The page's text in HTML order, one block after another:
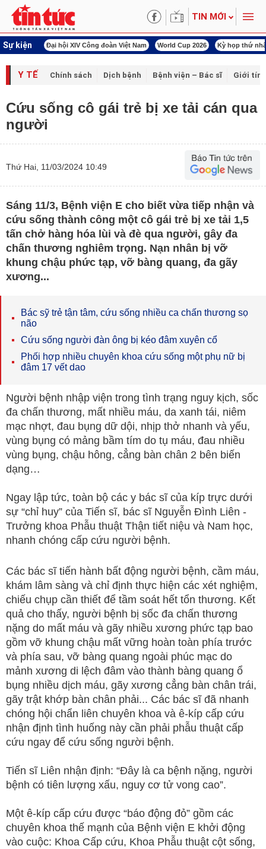
TIN MỚI
Sự kiện
ngày đêm Đại hội XIV Công đoàn Việt Nam World Cup 2026 Kỳ họp thứ
Y TẾ Chính sách Dịch bệnh Bệnh viện – Bác sĩ Giới tính
Cứu sống cô gái trẻ bị xe tải cán qua
người
Thứ Hai, 11/03/2024 10:49
Sáng 11/3, Bệnh viện E cho biết vừa tiếp nhận và
cứu sống thành công một cô gái trẻ bị xe tải 1,5
tấn chở hàng hóa lùi và đè qua người, gây đa
chấn thương nghiêm trọng. Nạn nhân bị vỡ
khung chậu phức tạp, vỡ bàng quang, đa gãy
xương...
Bác sỹ trẻ tận tâm, cứu sống nhiều ca chấn thương sọ
não
Cứu sống người đàn ông bị kéo đâm xuyên cổ
Phối hợp nhiều chuyên khoa cứu sống một phụ nữ bị
đâm 17 vết dao
Người bệnh nhập viện trong tình trạng nguy kịch, sốc
đa chấn thương, mất nhiều máu, da xanh tái, niêm
mạc nhợt, đau bụng dữ dội, nhịp thở nhanh và yếu,
vùng bụng có mảng bầm tím do tụ máu, đau nhiều
vùng bụng, chậu hông, cẳng bàn chân 2 bên biến
dạng…
Ngay lập tức, toàn bộ các y bác sĩ của kíp trực dưới
sự “chỉ huy” của Tiến sĩ, bác sĩ Nguyễn Đình Liên -
Trưởng khoa Phẫu thuật Thận tiết niệu và Nam học,
nhanh chóng cấp cứu người bệnh.
Các bác sĩ tiến hành bất động người bệnh, cầm máu,
khám lâm sàng và chỉ định thực hiện các xét nghiệm,
chiếu chụp cần thiết để tầm soát hết tổn thương. Kết
quả cho thấy, người bệnh bị sốc đa chấn thương
nặng do mất máu và gãy nhiều xương phức tạp bao
gồm vỡ khung chậu mất vững hoàn toàn phía trước
và phía sau, vỡ bàng quang ngoài phúc mạc do
mảnh xương di lệch đâm vào thành bàng quang ổ
bụng nhiều dịch máu, gãy xương cẳng bàn chân trái,
gãy trật khớp bàn chân phải... Các bác sĩ đã nhanh
chóng hội chẩn liên chuyên khoa và ê-kíp cấp cứu
nhận định tình huống này cần phải phẫu thuật cấp
cứu ngay để cứu sống người bệnh.
Tiến sĩ Liên nhận định: “Đây là ca bệnh nặng, người
bệnh có tiên lượng xấu, nguy cơ tử vong cao”.
Một ê-kíp cấp cứu được “báo động đỏ” gồm các
chuyên khoa thế mạnh của Bệnh viện E khởi động
vào cuộc: Khoa Cấp cứu, Khoa Phẫu thuật cột sống,